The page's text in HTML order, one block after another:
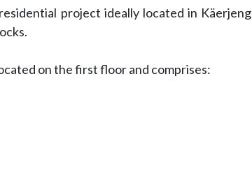
project ideally located in Käerjeng
on the first floor and comprises: